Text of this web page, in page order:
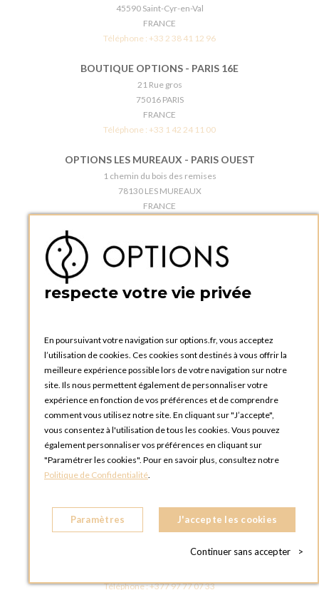
45590 Saint-Cyr-en-Val
FRANCE
Téléphone : +33 2 38 41 12 96
BOUTIQUE OPTIONS - PARIS 16E
21 Rue gros
75016 PARIS
FRANCE
Téléphone : +33 1 42 24 11 00
OPTIONS LES MUREAUX - PARIS OUEST
1 chemin du bois des remises
78130 LES MUREAUX
FRANCE
BOUTIQUE OPTIONS - PARIS 5E
5 quai de la tournelle
FRANCE
OPTIONS ROUEN
Rue du Clos Tellier
76800 Saint-Etienne-du-Rouvray
FRANCE
Téléphone :+33 2 35 08 38 53
OPTIONS TOULOUSE
6 rue Gaye Marie, ZAC de Saint-Martin du Touch
31300 Toulouse
FRANCE
OPTIONS MC
Téléphone :+377 97 77 07 33
respecte votre vie privée
En poursuivant votre navigation sur options.fr, vous acceptez
l’utilisation de cookies. Ces cookies sont destinés à vous offrir la
meilleure expérience possible lors de votre navigation sur notre
site. Ils nous permettent également de personnaliser votre
expérience en fonction de vos préférences et de comprendre
comment vous utilisez notre site. En cliquant sur "J’accepte",
vous consentez à l'utilisation de tous les cookies. Vous pouvez
également personnaliser vos préférences en cliquant sur
"Paramétrer les cookies". Pour en savoir plus, consultez notre
Politique de Confidentialité.
Paramètres J'accepte les cookies
Continuer sans accepter >